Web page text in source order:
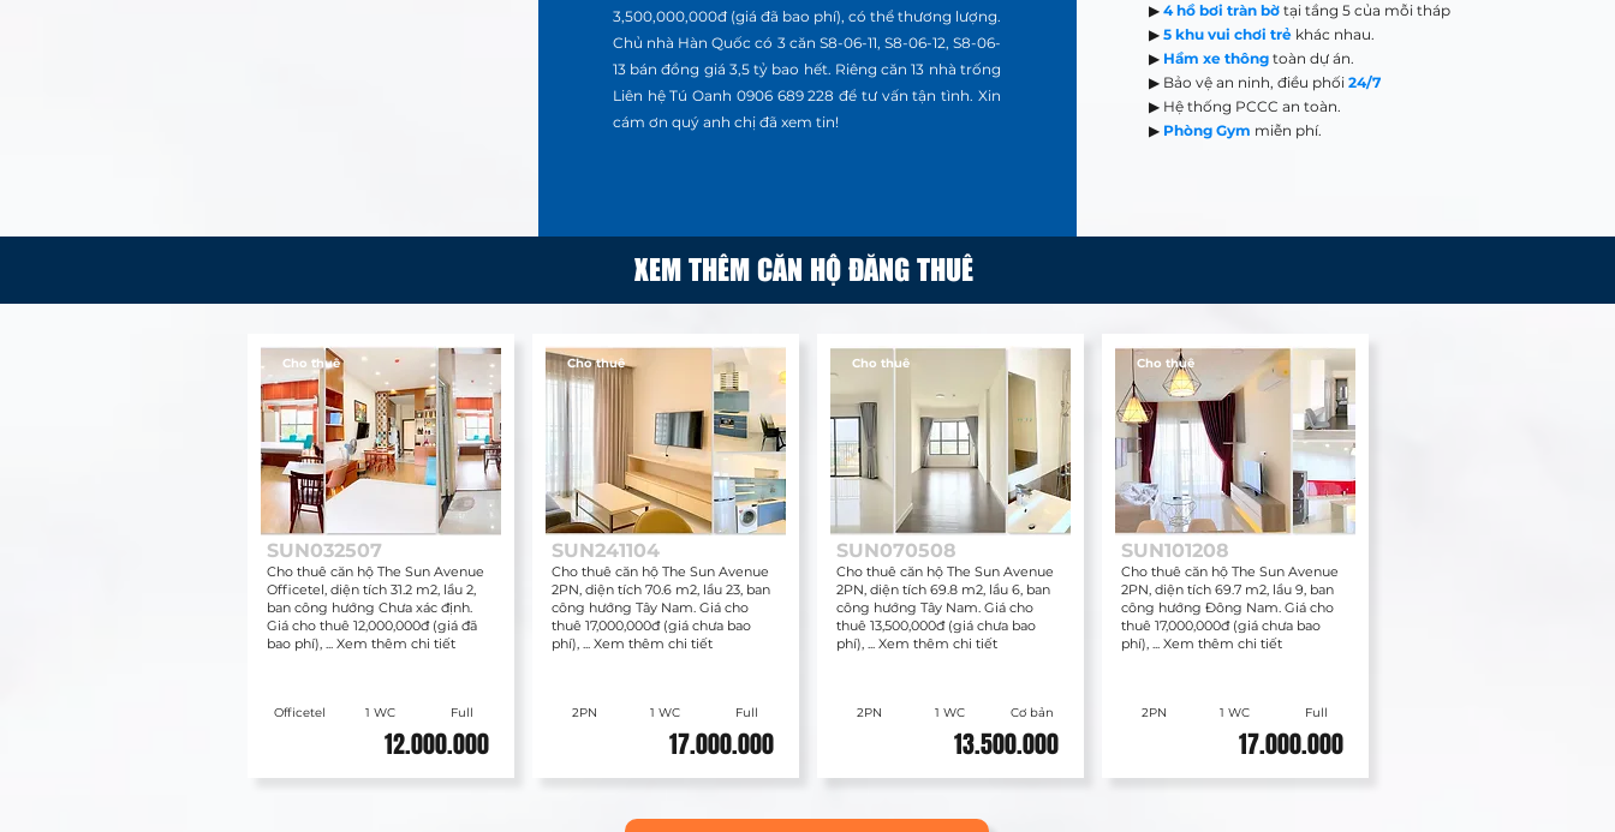
3,500,000,000đ (giá đã bao phí), có thể thương lượng.
Chủ nhà Hàn Quốc có 3 căn S8-06-11, S8-06-12, S8-06-
13 bán đồng giá 3,5 tỷ bao hết. Riêng căn 13 nhà trống
Liên hệ Tú Oanh 0906 689 228 để tư vấn tận tình. Xin
cám ơn quý anh chị đã xem tin!
▶4 hồ bơi tràn bờtại tầng 5 của mỗi tháp
▶5 khu vui chơi trẻ khác nhau.
▶ Hầm xe thôngtoàn dự án.
▶ Bảo vệ an ninh, điều phối24/7
▶ Hệ thống PCCC an toàn.
▶ Phòng Gym miễn phí.
XEM THÊM CĂN HỘ ĐĂNG THUÊ
Cho thuê
Cho thuê căn hộ The Sun Avenue
Officetel, diện tích 31.2 m2, lầu 2,
ban công hướng Chưa xác định.
Giá cho thuê 12,000,000đ (giá đã
bao phí), ... Xem thêm chi tiết
SUN032507
Officetel 1 WC Full
12.000.000
Cho thuê
Cho thuê căn hộ The Sun Avenue
2PN, diện tích 70.6 m2, lầu 23, ban
công hướng Tây Nam. Giá cho
thuê 17,000,000đ (giá chưa bao
phí), ... Xem thêm chi tiết
SUN241104
2PN 1 WC Full
17.000.000
Cho thuê
Cho thuê căn hộ The Sun Avenue
2PN, diện tích 69.8 m2, lầu 6, ban
công hướng Tây Nam. Giá cho
thuê 13,500,000đ (giá chưa bao
phí), ... Xem thêm chi tiết
SUN070508
2PN 1 WC Cơ bản
13.500.000
Cho thuê
Cho thuê căn hộ The Sun Avenue
2PN, diện tích 69.7 m2, lầu 9, ban
công hướng Đông Nam. Giá cho
thuê 17,000,000đ (giá chưa bao
phí), ... Xem thêm chi tiết
SUN101208
2PN 1 WC Full
17.000.000